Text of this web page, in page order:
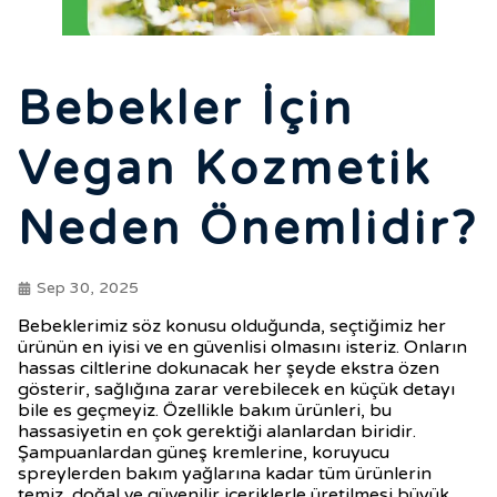
Bebekler İçin
Vegan Kozmetik
Neden Önemlidir?
Sep 30, 2025
Bebeklerimiz söz konusu olduğunda, seçtiğimiz her
ürünün en iyisi ve en güvenlisi olmasını isteriz. Onların
hassas ciltlerine dokunacak her şeyde ekstra özen
gösterir, sağlığına zarar verebilecek en küçük detayı
bile es geçmeyiz. Özellikle bakım ürünleri, bu
hassasiyetin en çok gerektiği alanlardan biridir.
Şampuanlardan güneş kremlerine, koruyucu
spreylerden bakım yağlarına kadar tüm ürünlerin